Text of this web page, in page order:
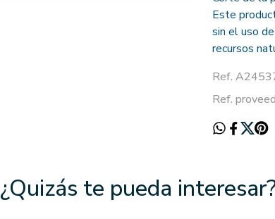
Este
sin el uso
recursos
Ref.
Ref.
¿Quizás te pueda